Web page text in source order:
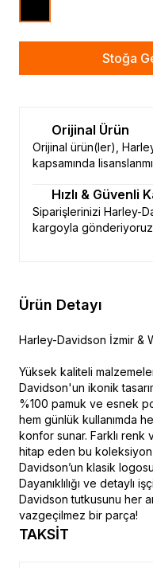
Stoğa
Orijinal Ürün
Orijinal ürün(ler),
kapsamında
Hızlı & Güvenli
Siparişlerinizi Harley-
kargoyla
Ürün Detayı
Harley-Davidson İzmir &
Yüksek kaliteli
Davidson'un ikonik
%100 pamuk ve esnek
hem günlük kullanımda
konfor sunar. Farklı
hitap eden bu
Davidson’un klasik
Dayanıklılığı ve detaylı
Davidson tutkusunu her
vazgeçilmez bir parça!
TAKSİT